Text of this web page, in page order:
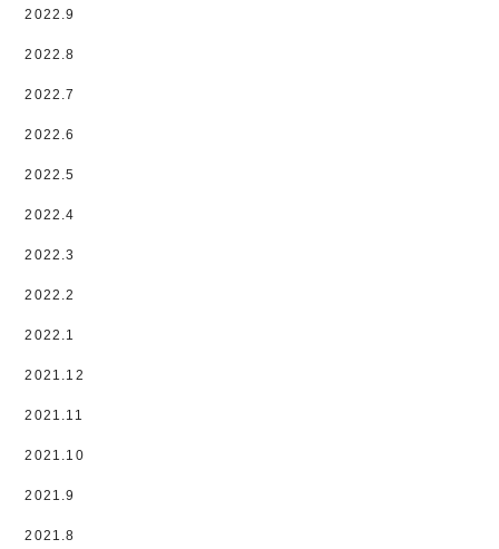
2022.9
2022.8
2022.7
2022.6
2022.5
2022.4
2022.3
2022.2
2022.1
2021.12
2021.11
2021.10
2021.9
2021.8